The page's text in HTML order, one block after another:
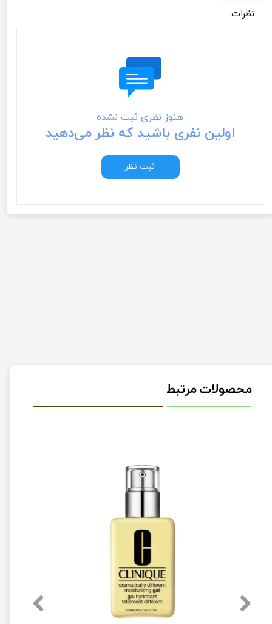
نظرات
هنوز نظری ثبت نشده
اولین نفری باشید که نظر می‌دهید
ثبت نظر
محصولات مرتبط